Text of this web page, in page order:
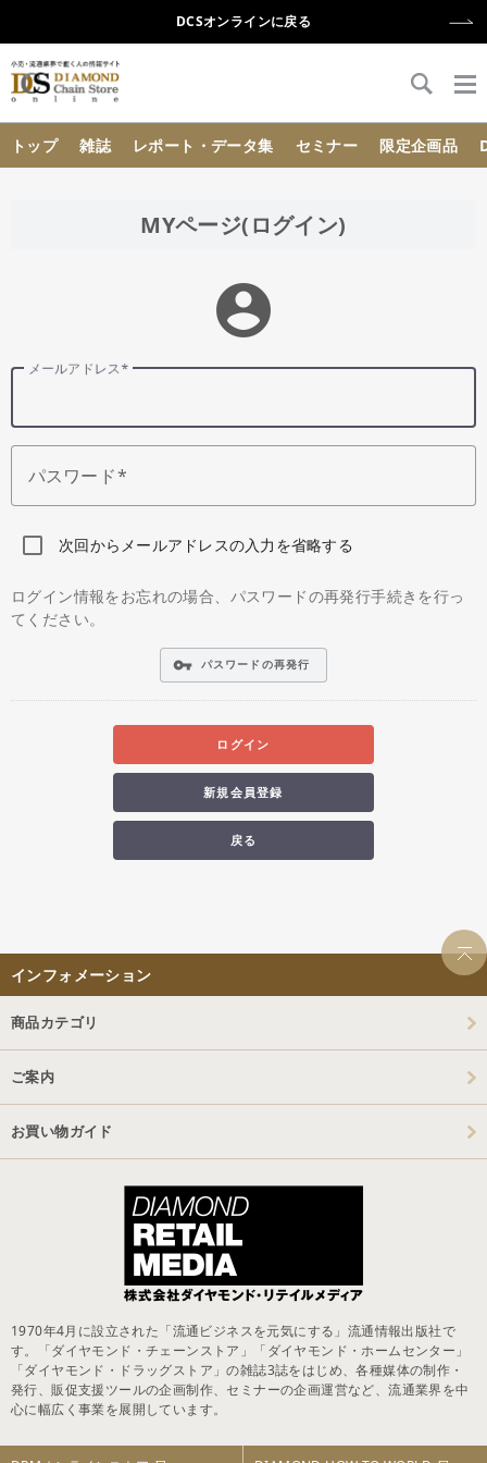
DCSオンラインに戻る
トップ 雑誌 レポート・データ集 セミナー 限定企画品
MYページ(ログイン)
account_circle
メールアドレス
パスワード
次回からメールアドレスの入力を省略する
ログイン情報をお忘れの場合、パスワードの再発行手続きを行っ
てください。
vpn_key パスワードの再発行
ログイン
新規会員登録
戻る
インフォメーション
商品カテゴリ
ご案内
お買い物ガイド
1970年4月に設立された「流通ビジネスを元気にする」流通情報出版社で
す。「ダイヤモンド・チェーンストア」「ダイヤモンド・ホームセンター」
「ダイヤモンド・ドラッグストア」の雑誌3誌をはじめ、各種媒体の制作・
発行、販促支援ツールの企画制作、セミナーの企画運営など、流通業界を中
心に幅広く事業を展開しています。